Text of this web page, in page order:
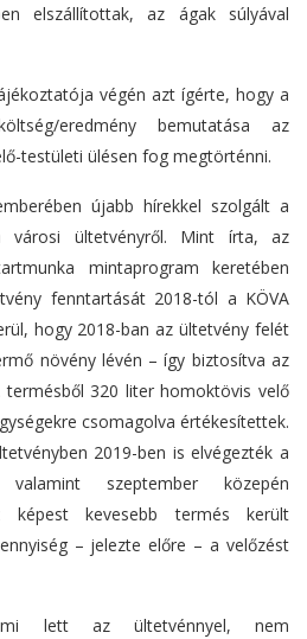
elszállítottak, az ágak súlyával
végén azt ígérte, hogy a
eredmény bemutatása az
testületi ülésen fog megtörténni.
újabb hírekkel szolgált a
városi ültetvényről. Mint írta, az
mintaprogram keretében
fenntartását 2018-tól a KÖVA
hogy 2018-ban az ültetvény felét
növény lévén – így biztosítva az
320 liter homoktövis velő
csomagolva értékesítettek.
2019-ben is elvégezték a
valamint szeptember közepén
képest kevesebb termés került
– jelezte előre – a velőzést
lett az ültetvénnyel, nem